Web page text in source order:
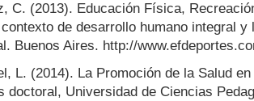
C. (2013). Educación Física,
de desarrollo humano integral
Buenos Aires. http://
L. (2014). La Promoción de la Salud
doctoral, Universidad de Ciencias